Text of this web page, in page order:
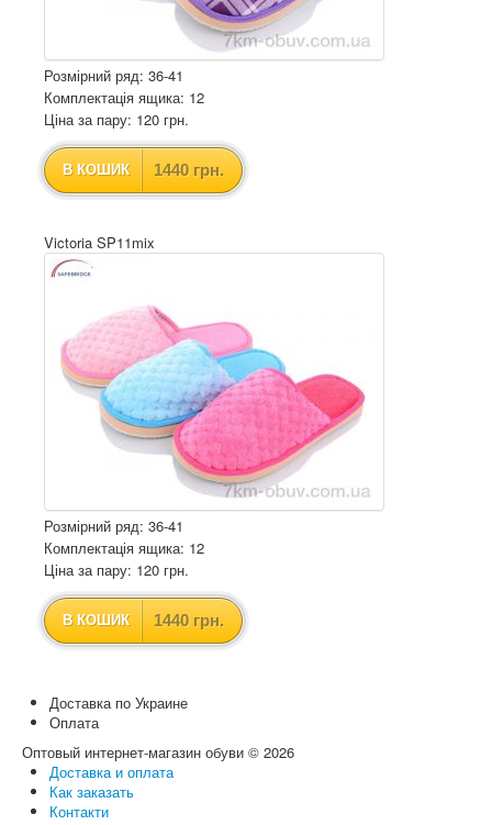
Розмірний ряд: 36-41
Комплектація ящика: 12
Ціна за пару: 120 грн.
В КОШИК 1440 грн.
Victoria SP11mix
Розмірний ряд: 36-41
Комплектація ящика: 12
Ціна за пару: 120 грн.
В КОШИК 1440 грн.
Доставка по Украине
Оплата
Оптовый интернет-магазин обуви © 2026
Доставка и оплата
Как заказать
Контакти